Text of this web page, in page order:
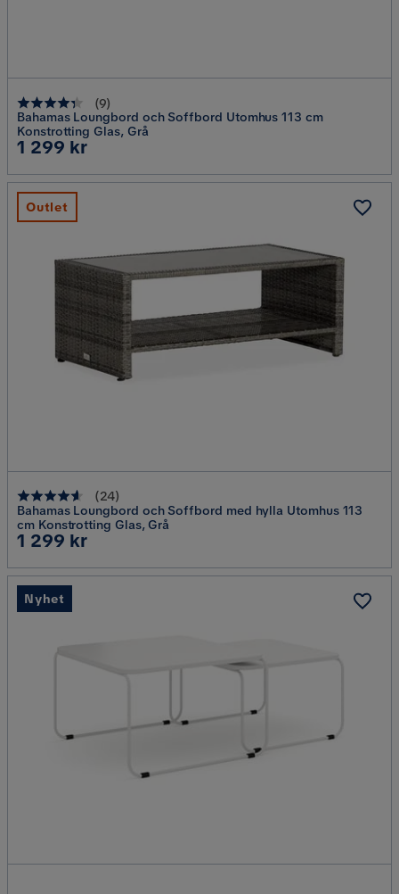
(9)
Bahamas Loungbord och Soffbord Utomhus 113 cm
Konstrotting Glas, Grå
Pris
1 299 kr
(24)
Bahamas Loungbord och Soffbord med hylla Utomhus 113
cm Konstrotting Glas, Grå
Pris
1 299 kr
Outlet
Nyhet